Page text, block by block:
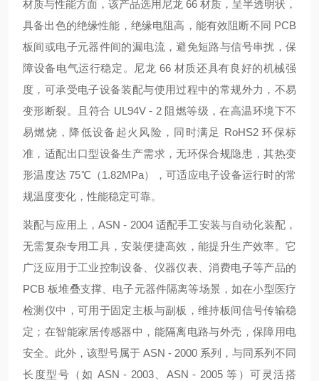
材质与性能方面，该产品选用尼龙 66 材质，呈半透明状，
具备出色的绝缘性能，绝缘电阻高，能有效阻断不同 PCB
板间或电子元器件间的漏电流，避免短路与信号串扰，保
障设备电气运行稳定。尼龙 66 材质还具有良好的机械强
度，可承受电子设备装配与使用过程中的常规外力，不易
变形断裂。且符合 UL94V - 2 阻燃等级，在高温环境下不
易燃烧，降低设备起火风险，同时满足 RoHS2 环保标
准，适配出口型设备生产需求，无环保合规隐患，其热变
形温度达 75℃（1.82MPa），可适应电子设备运行时的常
规温度变化，性能稳定可靠。
装配与应用上，ASN - 2004 适配手工安装与自动化装配，
无需复杂专用工具，安装便捷高效，能提升生产效率。它
广泛应用于工业控制设备、仪器仪表、消费电子等产品的
PCB 板堆叠支撑、电子元器件隔离等场景，如在小型医疗
检测仪中，可用于固定主板与副板，维持板间信号传输稳
定；在智能家居传感器中，能隔离电路与外壳，保障用电
安全。此外，该型号属于 ASN - 2000 系列，与同系列不同
长度型号（如 ASN - 2003、ASN - 2005 等）可灵活搭